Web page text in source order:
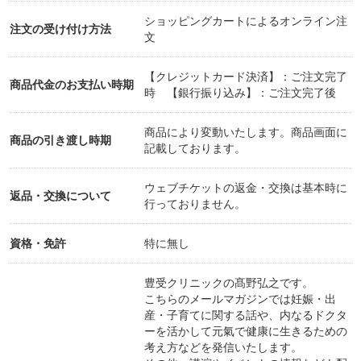
注文の受け付け方法
ショッピングカートによるオンライン注
文
商品代金のお支払い時期
【クレジットカード決済】：ご注文完了
時 【銀行振り込み】：ご注文完了後
商品の引き渡し時期
商品により変動いたします。商品画面に
記載しております。
返品・交換について
ウェブチケットの返金・交換は基本時に
行っておりません。
資格・免許 特に無し
豊受クリニックの髙野弘之です。
こちらのメールマガジンでは妊娠・出
産・子育てに関する話や、内なるドクタ
ーを活かして元氣で健康に生きるための
考え方などを発信いたします。